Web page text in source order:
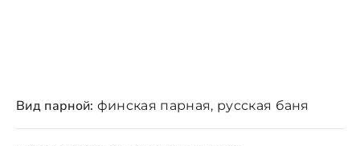
Вид парной: финская парная, русская баня